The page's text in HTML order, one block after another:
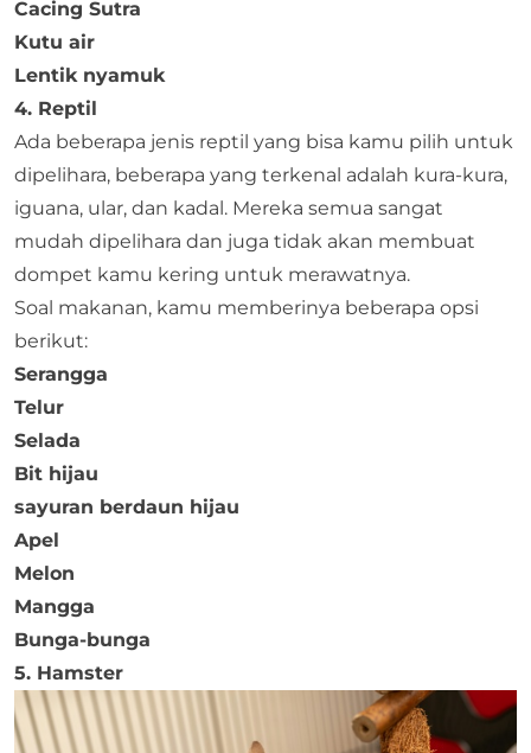
Cacing Sutra
Kutu air
Lentik nyamuk
4. Reptil
Ada beberapa jenis reptil yang bisa kamu pilih untuk
dipelihara, beberapa yang terkenal adalah kura-kura,
iguana, ular, dan kadal. Mereka semua sangat
mudah dipelihara dan juga tidak akan membuat
dompet kamu kering untuk merawatnya.
Soal makanan, kamu memberinya beberapa opsi
berikut:
Serangga
Telur
Selada
Bit hijau
sayuran berdaun hijau
Apel
Melon
Mangga
Bunga-bunga
5. Hamster